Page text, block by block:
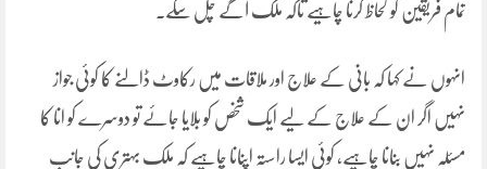
تمام فریقین کو لحاظ کرنا چاہیے تاکہ ملک آگے چل سکے۔
انہوں ںے کہا کہ بانی کے علاج اور ملاقات میں رکاوٹ ڈالنے کا کوئی جواز
نہیں اگر ان کے علاج کے لیے ایک شخص کو بلایا جائے تو دوسرے کو انا کا
مسئلہ نہیں بنانا چاہیے، کوئی ایسا راستہ اپنانا چاہیے کہ ملک بہتری کی جانب